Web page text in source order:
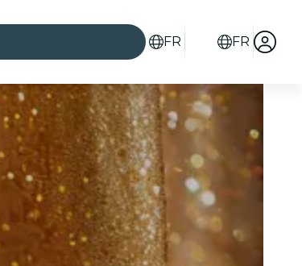
FR FR